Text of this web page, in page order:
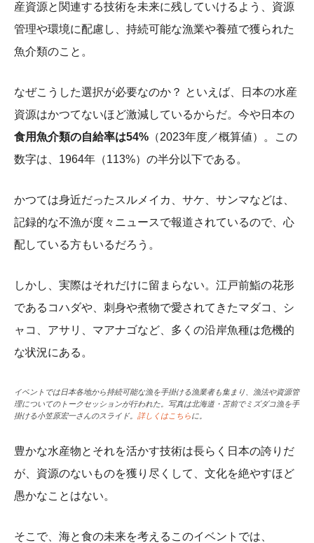
産資源と関連する技術を未来に残していけるよう、資源
管理や環境に配慮し、持続可能な漁業や養殖で獲られた
魚介類のこと。
なぜこうした選択が必要なのか？ といえば、日本の水産
資源はかつてないほど激減しているからだ。今や日本の
食用魚介類の自給率は54% （2023年度／概算値）。この
数字は、1964年（113%）の半分以下である。
かつては身近だったスルメイカ、サケ、サンマなどは、
記録的な不漁が度々ニュースで報道されているので、心
配している方もいるだろう。
しかし、実際はそれだけに留まらない。江戸前鮨の花形
であるコハダや、刺身や煮物で愛されてきたマダコ、シ
ャコ、アサリ、マアナゴなど、多くの沿岸魚種は危機的
な状況にある。
イベントでは日本各地から持続可能な漁を手掛ける漁業者も集まり、漁法や資源管
理についてのトークセッションが行われた。写真は北海道・苫前でミズダコ漁を手
掛ける小笠原宏一さんのスライド。 詳しくはこちらに。
豊かな水産物とそれを活かす技術は長らく日本の誇りだ
が、資源のないものを獲り尽くして、文化を絶やすほど
愚かなことはない。
そこで、海と食の未来を考えるこのイベントでは、